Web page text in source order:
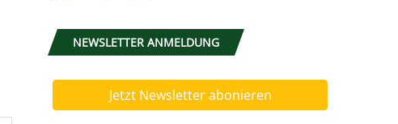
NEWSLETTER ANMELDUNG
Jetzt Newsletter abonieren